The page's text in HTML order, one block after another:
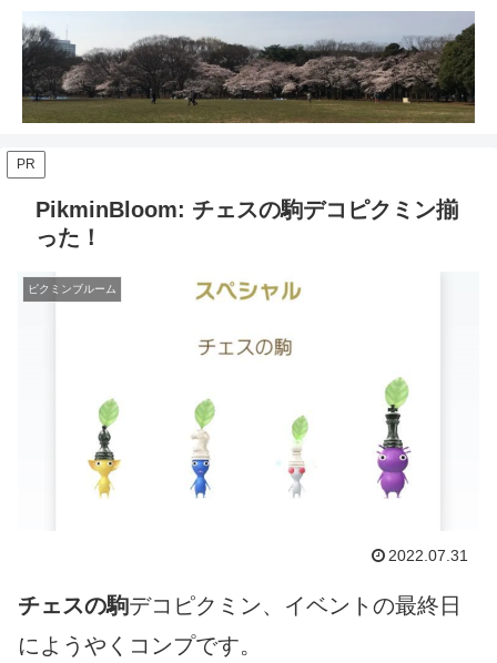
PR
PikminBloom: チェスの駒デコピクミン揃
った！
ピクミンブルーム
2022.07.31
チェスの駒デコピクミン、イベントの最終日
にようやくコンプです。